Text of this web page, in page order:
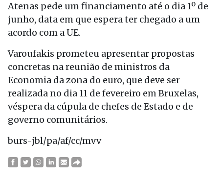
Atenas pede um financiamento até o dia 1º de
junho, data em que espera ter chegado a um
acordo com a UE.
Varoufakis prometeu apresentar propostas
concretas na reunião de ministros da
Economia da zona do euro, que deve ser
realizada no dia 11 de fevereiro em Bruxelas,
véspera da cúpula de chefes de Estado e de
governo comunitários.
burs-jbl/pa/af/cc/mvv